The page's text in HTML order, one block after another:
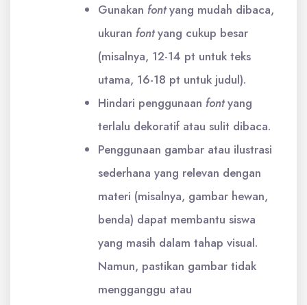
Gunakan fontyang mudah dibaca,
ukuran fontyang cukup besar
(misalnya, 12-14 pt untuk teks
utama, 16-18 pt untuk judul).
Hindari penggunaan fontyang
terlalu dekoratif atau sulit dibaca.
Penggunaan gambar atau ilustrasi
sederhana yang relevan dengan
materi (misalnya, gambar hewan,
benda) dapat membantu siswa
yang masih dalam tahap visual.
Namun, pastikan gambar tidak
mengganggu atau